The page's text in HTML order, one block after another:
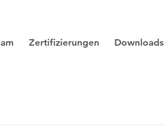
Zertifizierungen Downloads